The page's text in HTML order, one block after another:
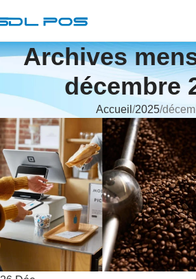
Archives
décembre
Accueil 2025